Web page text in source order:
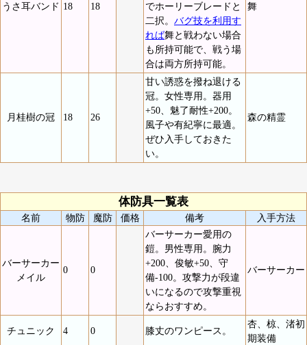
うさ耳バンド 18 18
でホーリーブレードと
二択。 バグ技を利用す
れば舞と戦わない場合
も所持可能で、戦う場
合は両方所持可能。
舞
月桂樹の冠 18 26
甘い誘惑を撥ね退ける
冠。女性専用。器用
+50、魅了耐性+200。
風子や有紀寧に最適。
ぜひ入手しておきた
い。
森の精霊
体防具一覧表
名前 物防 魔防 価格 備考 入手方法
バーサーカー
メイル
0 0
バーサーカー愛用の
鎧。男性専用。腕力
+200、俊敏+50、守
備-100。攻撃力が段違
いになるので攻撃重視
ならおすすめ。
バーサーカー
チュニック 4 0 膝丈のワンピース。
杏、椋、渚初
期装備